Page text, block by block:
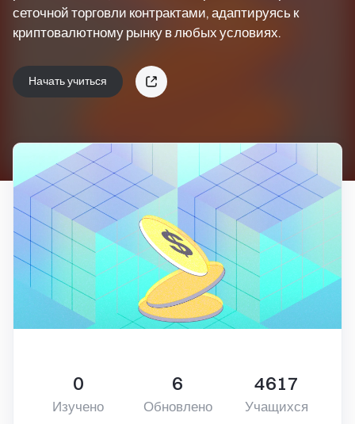
сеточной торговли контрактами, адаптируясь к
криптовалютному рынку в любых условиях.
Начать учиться
0
Изучено
6
Обновлено
4617
Учащихся